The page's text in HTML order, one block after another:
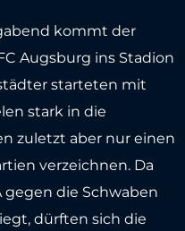
kommt der
Augsburg ins Stadion
starteten mit
stark in die
zuletzt aber nur einen
verzeichnen. Da
gegen die Schwaben
dürften sich die